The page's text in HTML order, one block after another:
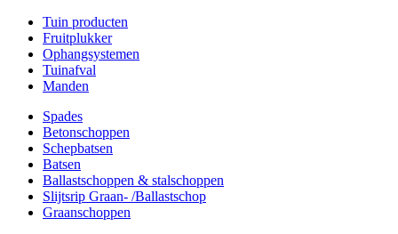
Tuin producten
Fruitplukker
Ophangsystemen
Tuinafval
Manden
Spades
Betonschoppen
Schepbatsen
Batsen
Ballastschoppen & stalschoppen
Slijtsrip Graan- /Ballastschop
Graanschoppen